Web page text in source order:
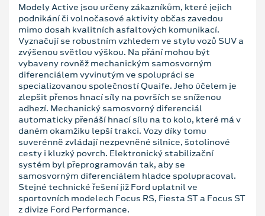
Modely Active jsou určeny zákazníkům, které jejich
podnikání či volnočasové aktivity občas zavedou
mimo dosah kvalitních asfaltových komunikací.
Vyznačují se robustním vzhledem ve stylu vozů SUV a
zvýšenou světlou výškou. Na přání mohou být
vybaveny rovněž mechanickým samosvorným
diferenciálem vyvinutým ve spolupráci se
specializovanou společností Quaife. Jeho účelem je
zlepšit přenos hnací síly na površích se sníženou
adhezí. Mechanický samosvorný diferenciál
automaticky přenáší hnací sílu na to kolo, které má v
daném okamžiku lepší trakci. Vozy díky tomu
suverénně zvládají nezpevněné silnice, šotolinové
cesty i kluzký povrch. Elektronický stabilizační
systém byl přeprogramován tak, aby se
samosvorným diferenciálem hladce spolupracoval.
Stejné technické řešení již Ford uplatnil ve
sportovních modelech Focus RS, Fiesta ST a Focus ST
z divize Ford Performance.